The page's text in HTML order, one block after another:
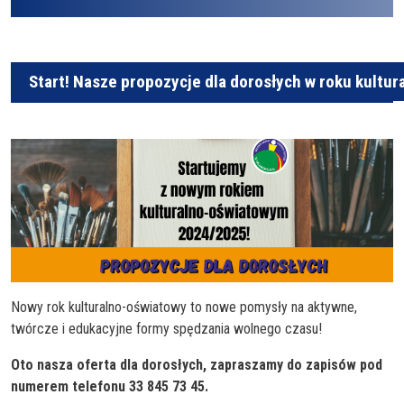
Start! Nasze propozycje dla dorosłych w roku
Nowy rok kulturalno-oświatowy to nowe pomysły na aktywne,
twórcze i edukacyjne formy spędzania wolnego czasu!
Oto nasza oferta dla dorosłych, zapraszamy do zapisów pod
numerem telefonu 33 845 73 45.